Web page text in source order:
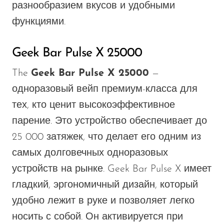
разнообразием вкусов и удобными
функциями.
Geek Bar Pulse X 25000
The Geek Bar Pulse X 25000 —
одноразовый вейп премиум-класса для
тех, кто ценит высокоэффективное
парение. Это устройство обеспечивает до
25 000 затяжек, что делает его одним из
самых долговечных одноразовых
устройств на рынке. Geek Bar Pulse X имеет
гладкий, эргономичный дизайн, который
удобно лежит в руке и позволяет легко
носить с собой. Он активируется при